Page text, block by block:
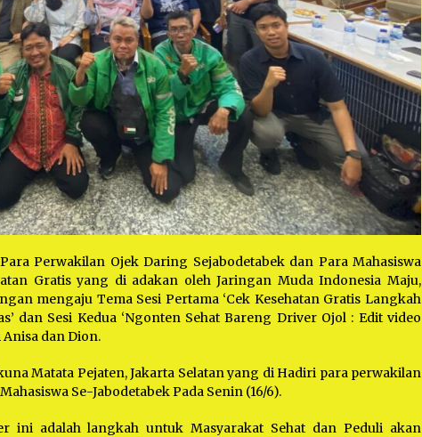
Para Perwakilan Ojek Daring Sejabodetabek dan Para Mahasiswa
Gratis yang di adakan oleh Jaringan Muda Indonesia Maju,
mengaju Tema Sesi Pertama ‘Cek Kesehatan Gratis Langkah
dan Sesi Kedua ‘Ngonten Sehat Bareng Driver Ojol : Edit video
dan Dion.
Matata Pejaten, Jakarta Selatan yang di Hadiri para perwakilan
Se-Jabodetabek Pada Senin (16/6).
ini adalah langkah untuk Masyarakat Sehat dan Peduli akan